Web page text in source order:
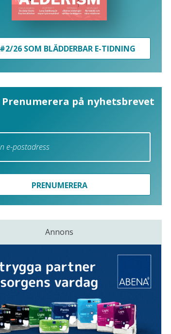
26 SOM BLÄDDERBAR E-TIDNING
Prenumerera på nyhetsbrevet
PRENUMERERA
Annons